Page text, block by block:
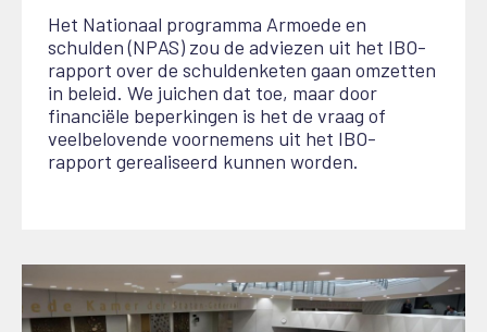
Het Nationaal programma Armoede en
schulden (NPAS) zou de adviezen uit het IBO-
rapport over de schuldenketen gaan omzetten
in beleid. We juichen dat toe, maar door
financiële beperkingen is het de vraag of
veelbelovende voornemens uit het IBO-
rapport gerealiseerd kunnen worden.